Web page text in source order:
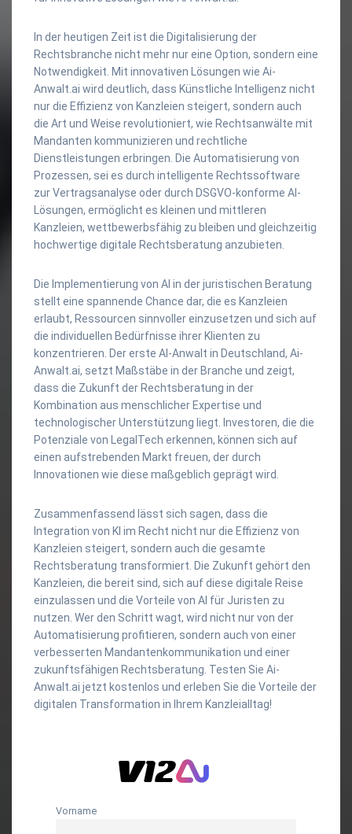
In der heutigen Zeit ist die Digitalisierung der
Rechtsbranche nicht mehr nur eine Option, sondern eine
Notwendigkeit. Mit innovativen Lösungen wie Ai-
Anwalt.ai wird deutlich, dass Künstliche Intelligenz nicht
nur die Effizienz von Kanzleien steigert, sondern auch
die Art und Weise revolutioniert, wie Rechtsanwälte mit
Mandanten kommunizieren und rechtliche
Dienstleistungen erbringen. Die Automatisierung von
Prozessen, sei es durch intelligente Rechtssoftware
zur Vertragsanalyse oder durch DSGVO-konforme AI-
Lösungen, ermöglicht es kleinen und mittleren
Kanzleien, wettbewerbsfähig zu bleiben und gleichzeitig
hochwertige digitale Rechtsberatung anzubieten.
Die Implementierung von AI in der juristischen Beratung
stellt eine spannende Chance dar, die es Kanzleien
erlaubt, Ressourcen sinnvoller einzusetzen und sich auf
die individuellen Bedürfnisse ihrer Klienten zu
konzentrieren. Der erste AI-Anwalt in Deutschland, Ai-
Anwalt.ai, setzt Maßstäbe in der Branche und zeigt,
dass die Zukunft der Rechtsberatung in der
Kombination aus menschlicher Expertise und
technologischer Unterstützung liegt. Investoren, die die
Potenziale von LegalTech erkennen, können sich auf
einen aufstrebenden Markt freuen, der durch
Innovationen wie diese maßgeblich geprägt wird.
Zusammenfassend lässt sich sagen, dass die
Integration von KI im Recht nicht nur die Effizienz von
Kanzleien steigert, sondern auch die gesamte
Rechtsberatung transformiert. Die Zukunft gehört den
Kanzleien, die bereit sind, sich auf diese digitale Reise
einzulassen und die Vorteile von AI für Juristen zu
nutzen. Wer den Schritt wagt, wird nicht nur von der
Automatisierung profitieren, sondern auch von einer
verbesserten Mandantenkommunikation und einer
zukunftsfähigen Rechtsberatung. Testen Sie Ai-
Anwalt.ai jetzt kostenlos und erleben Sie die Vorteile der
digitalen Transformation in Ihrem Kanzleialltag!
Vorname